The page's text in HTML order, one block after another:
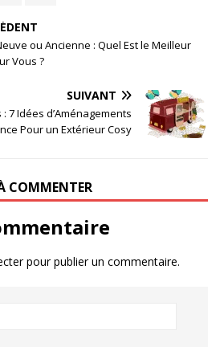
ou Ancienne : Quel Est le Meilleur
Vous ?
SUIVANT
7 Idées d’Aménagements
Pour un Extérieur Cosy
COMMENTER
pour publier un commentaire.